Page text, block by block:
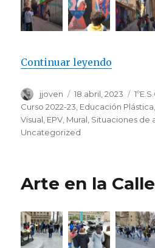
Continuar leyendo
Autor
jjoven
Publicado
el
18 abril, 2023
Curso 2022-23 Educación Plástica
Visual EPV Mural Situaciones de
Uncategorized
Arte en la Calle